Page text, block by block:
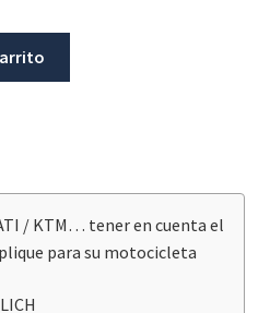
/ KTM… tener en cuenta el
para su motocicleta